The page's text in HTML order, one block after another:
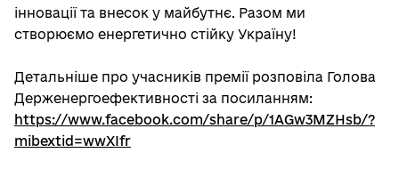
інновації та внесок у майбутнє. Разом ми
створюємо енергетично стійку Україну!
Детальніше про учасників премії розповіла Голова
Держенергоефективності за посиланням:
https://www.facebook.com/share/p/1AGw3MZHsb/?
mibextid=wwXIfr